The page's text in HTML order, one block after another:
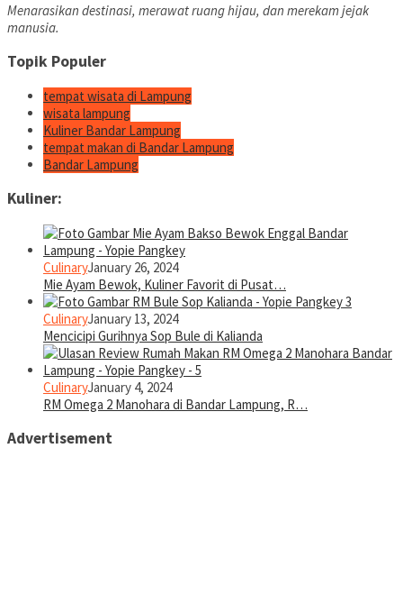
Menarasikan destinasi, merawat ruang hijau, dan merekam jejak
manusia.
Topik Populer
tempat wisata di Lampung
wisata lampung
Kuliner Bandar Lampung
tempat makan di Bandar Lampung
Bandar Lampung
Kuliner:
CulinaryJanuary 26, 2024
Mie Ayam Bewok, Kuliner Favorit di Pusat…
CulinaryJanuary 13, 2024
Mencicipi Gurihnya Sop Bule di Kalianda
CulinaryJanuary 4, 2024
RM Omega 2 Manohara di Bandar Lampung, R…
Advertisement